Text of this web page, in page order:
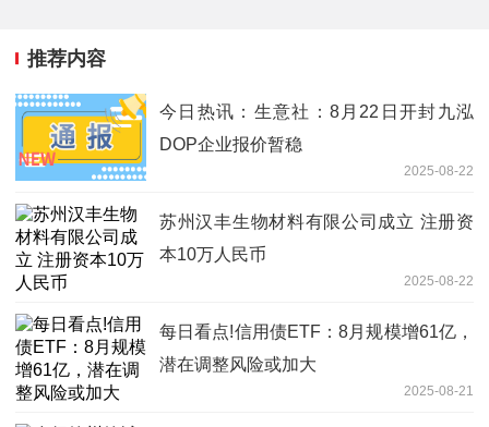
推荐内容
今日热讯：生意社：8月22日开封九泓
DOP企业报价暂稳
2025-08-22
苏州汉丰生物材料有限公司成立 注册资
本10万人民币
2025-08-22
每日看点!信用债ETF：8月规模增61亿，
潜在调整风险或加大
2025-08-21